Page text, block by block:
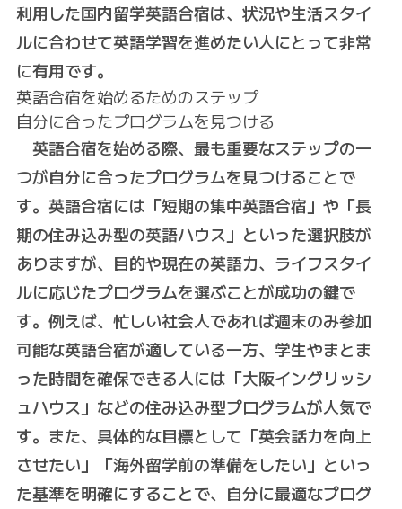
利用した国内留学英語合宿は、状況や生活スタイ
ルに合わせて英語学習を進めたい人にとって非常
に有用です。
英語合宿を始めるためのステップ
自分に合ったプログラムを見つける
英語合宿を始める際、最も重要なステップの一
つが自分に合ったプログラムを見つけることで
す。英語合宿には「短期の集中英語合宿」や「長
期の住み込み型の英語ハウス」といった選択肢が
ありますが、目的や現在の英語力、ライフスタイ
ルに応じたプログラムを選ぶことが成功の鍵で
す。例えば、忙しい社会人であれば週末のみ参加
可能な英語合宿が適している一方、学生やまとま
った時間を確保できる人には「大阪イングリッシ
ュハウス」などの住み込み型プログラムが人気で
す。また、具体的な目標として「英会話力を向上
させたい」「海外留学前の準備をしたい」といっ
た基準を明確にすることで、自分に最適なプログ